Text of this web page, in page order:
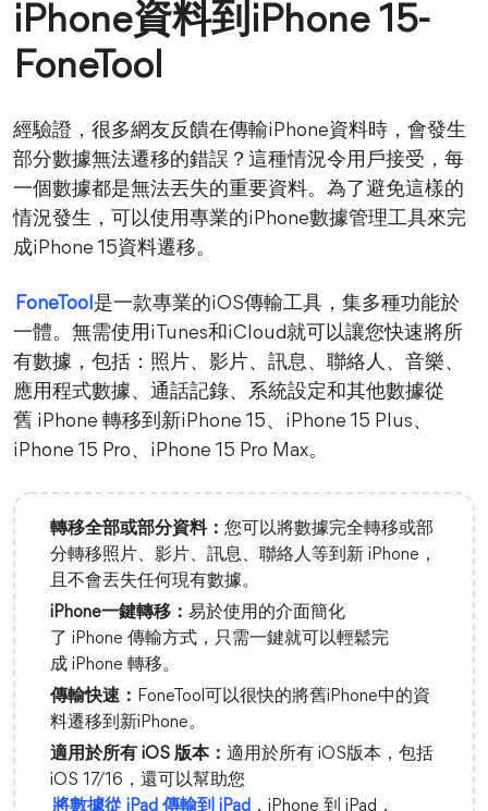
iPhone資料到iPhone 15-
FoneTool
經驗證，很多網友反饋在傳輸iPhone資料時，會發生
部分數據無法遷移的錯誤？這種情況令用戶接受，每
一個數據都是無法丟失的重要資料。為了避免這樣的
情況發生，可以使用專業的iPhone數據管理工具來完
成iPhone 15資料遷移。
FoneTool 是一款專業的iOS傳輸工具，集多種功能於
一體。無需使用iTunes和iCloud就可以讓您快速將所
有數據，包括：照片、影片、訊息、聯絡人、音樂、
應用程式數據、通話記錄、系統設定和其他數據從
舊 iPhone 轉移到新iPhone 15、iPhone 15 Plus、
iPhone 15 Pro、iPhone 15 Pro Max。
轉移全部或部分資料： 您可以將數據完全轉移或部
分轉移照片、影片、訊息、聯絡人等到新 iPhone，
且不會丟失任何現有數據。
iPhone一鍵轉移： 易於使用的介面簡化
了 iPhone 傳輸方式，只需一鍵就可以輕鬆完
成 iPhone 轉移。
傳輸快速： FoneTool可以很快的將舊iPhone中的資
料遷移到新iPhone。
適用於所有 iOS 版本： 適用於所有 iOS版本，包括
iOS 17/16，還可以幫助您
將數據從 iPad 傳輸到 iPad ，iPhone 到 iPad，